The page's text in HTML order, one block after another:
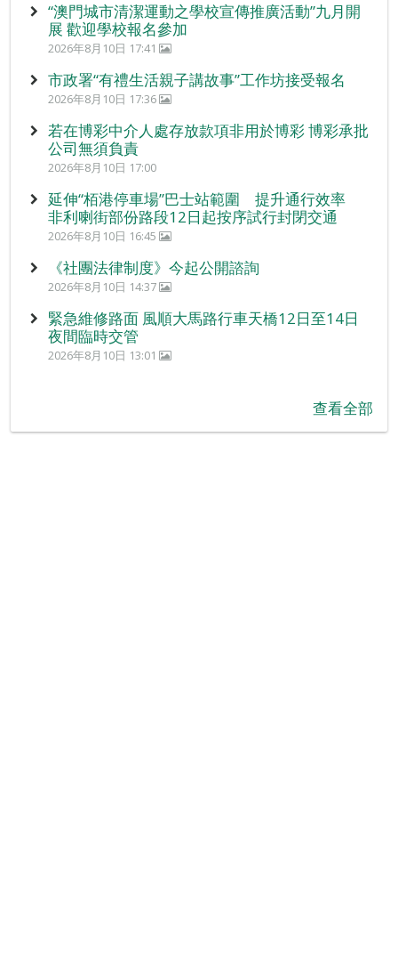
“澳門城市清潔運動之學校宣傳推廣活動”九月開
展 歡迎學校報名參加
2026年8月10日 17:41
市政署“有禮生活親子講故事”工作坊接受報名
2026年8月10日 17:36
若在博彩中介人處存放款項非用於博彩 博彩承批
公司無須負責
2026年8月10日 17:00
延伸“栢港停車場”巴士站範圍 提升通行效率
非利喇街部份路段12日起按序試行封閉交通
2026年8月10日 16:45
《社團法律制度》今起公開諮詢
2026年8月10日 14:37
緊急維修路面 風順大馬路行車天橋12日至14日
夜間臨時交管
2026年8月10日 13:01
查看全部